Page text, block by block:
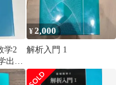
学2
出版
¥2,000
解析入門 1